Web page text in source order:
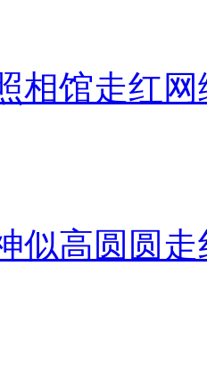
相馆走红网
似高圆圆走